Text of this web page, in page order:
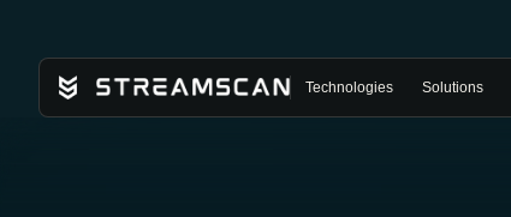
Technologies Solutions